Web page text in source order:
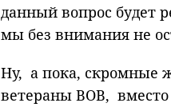
данный вопрос будет
мы без внимания не
Ну, а пока, скромные
ветераны ВОВ,